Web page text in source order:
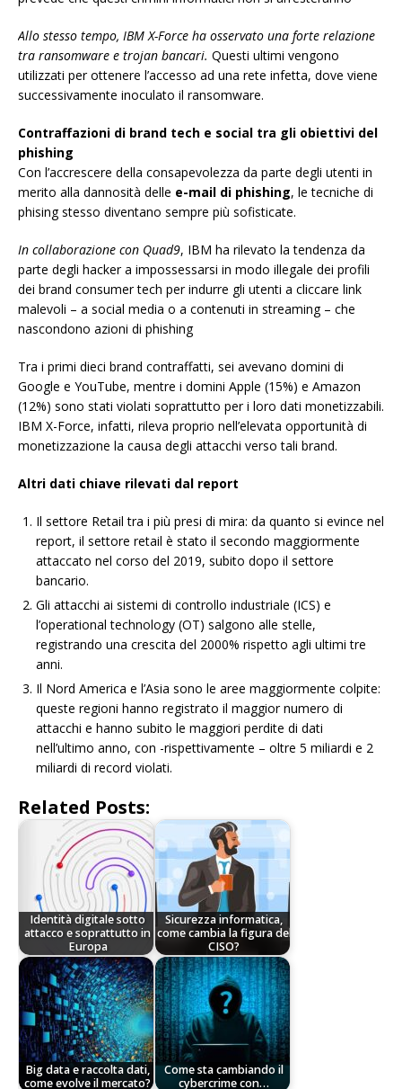
Allo stesso tempo, IBM X-Force ha osservato una forte relazione
tra ransomware e trojan bancari. Questi ultimi vengono
utilizzati per ottenere l’accesso ad una rete infetta, dove viene
successivamente inoculato il ransomware.
Contraffazioni di brand tech e social tra gli obiettivi del
phishing
Con l’accrescere della consapevolezza da parte degli utenti in
merito alla dannosità delle e-mail di phishing, le tecniche di
phising stesso diventano sempre più sofisticate.
In collaborazione con Quad9, IBM ha rilevato la tendenza da
parte degli hacker a impossessarsi in modo illegale dei profili
dei brand consumer tech per indurre gli utenti a cliccare link
malevoli – a social media o a contenuti in streaming – che
nascondono azioni di phishing
Tra i primi dieci brand contraffatti, sei avevano domini di
Google e YouTube, mentre i domini Apple (15%) e Amazon
(12%) sono stati violati soprattutto per i loro dati monetizzabili.
IBM X-Force, infatti, rileva proprio nell’elevata opportunità di
monetizzazione la causa degli attacchi verso tali brand.
Altri dati chiave rilevati dal report
Il settore Retail tra i più presi di mira: da quanto si evince nel
report, il settore retail è stato il secondo maggiormente
attaccato nel corso del 2019, subito dopo il settore
bancario.
Gli attacchi ai sistemi di controllo industriale (ICS) e
l’operational technology (OT) salgono alle stelle,
registrando una crescita del 2000% rispetto agli ultimi tre
anni.
Il Nord America e l’Asia sono le aree maggiormente colpite:
queste regioni hanno registrato il maggior numero di
attacchi e hanno subito le maggiori perdite di dati
nell’ultimo anno, con -rispettivamente – oltre 5 miliardi e 2
miliardi di record violati.
Related Posts:
Identità digitale sotto
attacco e soprattutto in
Europa
Sicurezza informatica,
come cambia la figura del
CISO?
Big data e raccolta dati,
come evolve il mercato?
Come sta cambiando il
cybercrime con…